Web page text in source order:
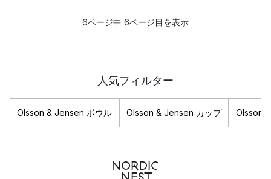
6ページ中 6ページ目を表示
人気フィルター
Olsson & Jensen ボウル Olsson & Jensen カップ Olsson